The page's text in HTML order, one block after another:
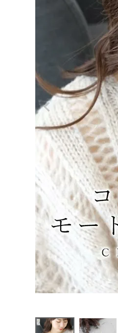
会員登録
レディーストップス
レディースボトムス
ファッション雑貨
ご利用ガイド